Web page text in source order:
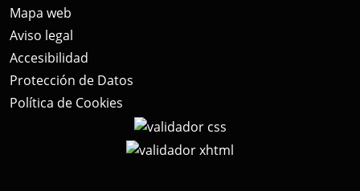
Mapa web
Aviso legal
Accesibilidad
Protección de Datos
Política de Cookies